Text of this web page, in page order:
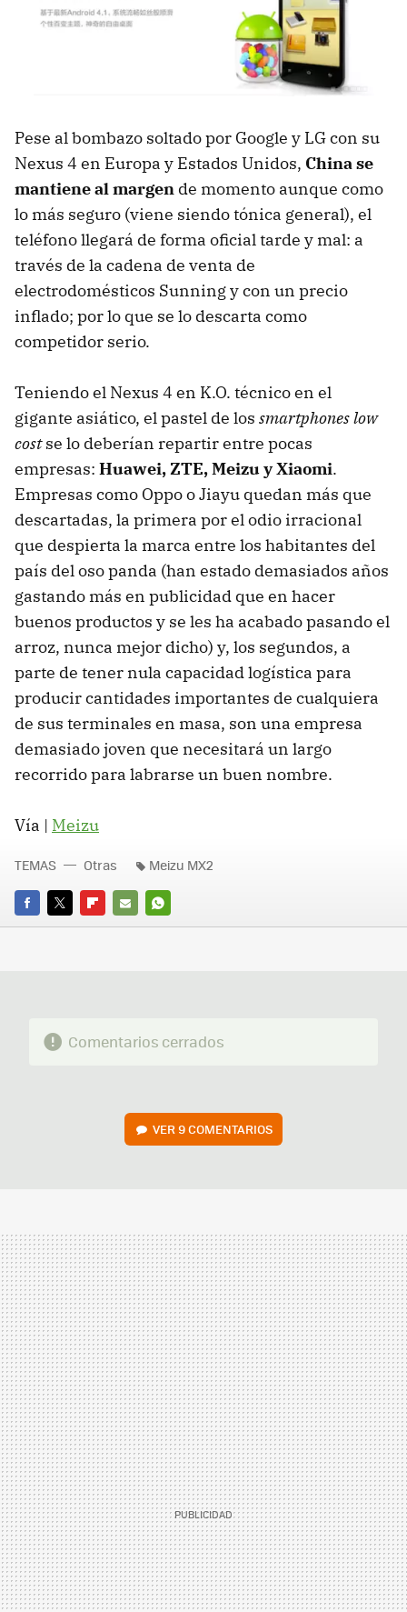
Pese al bombazo soltado por Google y LG con su
Nexus 4 en Europa y Estados Unidos, China se
mantiene al margen de momento aunque como
lo más seguro (viene siendo tónica general), el
teléfono llegará de forma oficial tarde y mal: a
través de la cadena de venta de
electrodomésticos Sunning y con un precio
inflado; por lo que se lo descarta como
competidor serio.
Teniendo el Nexus 4 en K.O. técnico en el
gigante asiático, el pastel de los smartphones low
costse lo deberían repartir entre pocas
empresas: Huawei, ZTE, Meizu y Xiaomi.
Empresas como Oppo o Jiayu quedan más que
descartadas, la primera por el odio irracional
que despierta la marca entre los habitantes del
país del oso panda (han estado demasiados años
gastando más en publicidad que en hacer
buenos productos y se les ha acabado pasando el
arroz, nunca mejor dicho) y, los segundos, a
parte de tener nula capacidad logística para
producir cantidades importantes de cualquiera
de sus terminales en masa, son una empresa
demasiado joven que necesitará un largo
recorrido para labrarse un buen nombre.
Vía | Meizu
FACEBOOK
TWITTERFLIPBOARD
E-
WHATSAPP
TEMAS Otras Meizu MX2
Comentarios cerrados
VER9 COMENTARIOS